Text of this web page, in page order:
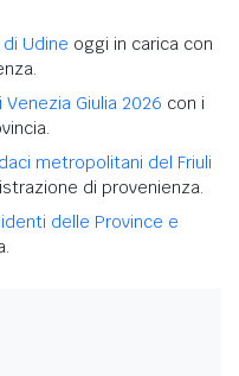
Udine oggi in carica con
Giulia 2026 con i
metropolitani del Friuli
di provenienza.
delle Province e